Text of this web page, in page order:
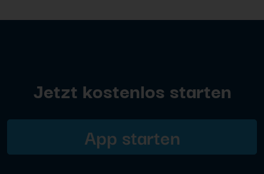
Jetzt kostenlos starten
App starten